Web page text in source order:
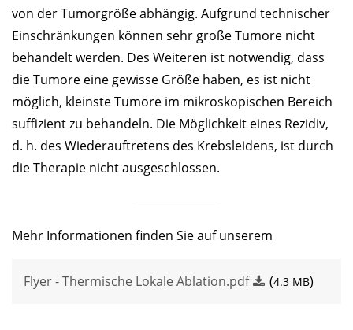
von der Tumorgröße abhängig. Aufgrund technischer
Einschränkungen können sehr große Tumore nicht
behandelt werden. Des Weiteren ist notwendig, dass
die Tumore eine gewisse Größe haben, es ist nicht
möglich, kleinste Tumore im mikroskopischen Bereich
suf­fi­zi­ent zu behandeln. Die Möglichkeit eines Rezidiv,
d. h. des Wiederauftretens des Krebsleidens, ist durch
die Therapie nicht ausgeschlossen.
Mehr Informationen finden Sie auf unserem
Flyer - Thermische Lokale Ablation.pdf (4.3 MB)